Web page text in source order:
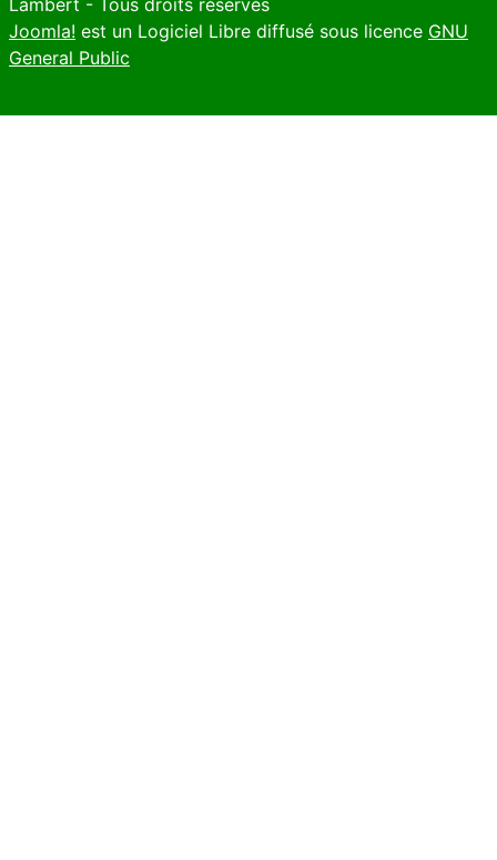
Lambert - Tous droits réservés
Joomla! est un Logiciel Libre diffusé sous licence GNU
General Public